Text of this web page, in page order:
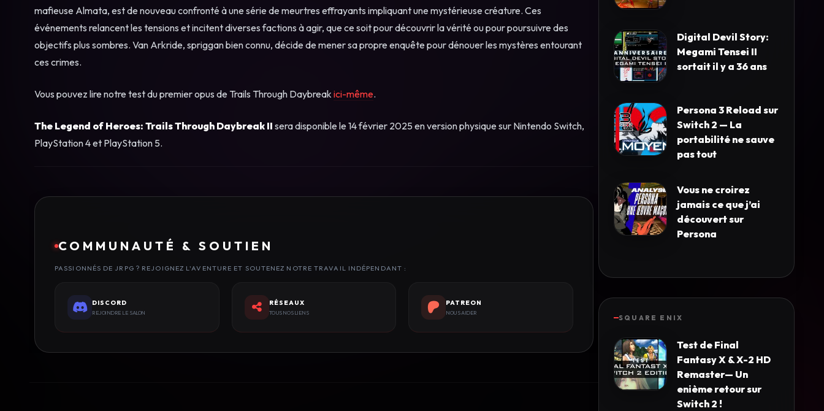
mafieuse Almata, est de nouveau confronté à une série de meurtres effrayants impliquant une mystérieuse créature. Ces
événements relancent les tensions et incitent diverses factions à agir, que ce soit pour découvrir la vérité ou pour poursuivre des
objectifs plus sombres. Van Arkride, spriggan bien connu, décide de mener sa propre enquête pour dénouer les mystères entourant
ces crimes.
Vous pouvez lire notre test du premier opus de Trails Through Daybreak ici-même.
The Legend of Heroes: Trails Through Daybreak II sera disponible le 14 février 2025 en version physique sur Nintendo Switch,
PlayStation 4 et PlayStation 5.
COMMUNAUTÉ & SOUTIEN
PASSIONNÉS DE JRPG ? REJOIGNEZ L'AVENTURE ET SOUTENEZ NOTRE TRAVAIL INDÉPENDANT :
DISCORD
REJOINDRE LE SALON
RÉSEAUX
TOUS NOS LIENS
PATREON
NOUS AIDER
Digital Devil Story:
Megami Tensei II
sortait il y a 36 ans
Persona 3 Reload sur
Switch 2 — La
portabilité ne sauve
pas tout
Vous ne croirez
jamais ce que j’ai
découvert sur
Persona
SQUARE ENIX
Test de Final
Fantasy X & X-2 HD
Remaster— Un
enième retour sur
Switch 2 !